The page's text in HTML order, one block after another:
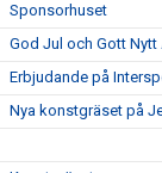
Sponsorhuset
God Jul och Gott Nytt
Erbjudande på
Nya konstgräset på